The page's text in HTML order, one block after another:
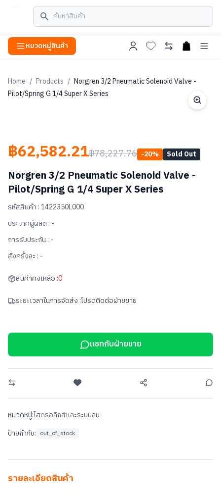
หมวดหมู่สินค้า open cart
Home / Products / Norgren 3/2 Pneumatic Solenoid Valve -
Pilot/Spring G 1/4 Super X Series
฿62,582.21฿78,227.76 -20% Sold Out
Norgren 3/2 Pneumatic Solenoid Valve -
Pilot/Spring G 1/4 Super X Series
รหัสสินค้า :1422350L000
ประเทศผู้ผลิต : -
การรับประกัน : -
สั่งครั้งละ : -
สินค้าคงเหลือ :0
ระยะเวลาในการจัดส่ง :โปรดติดต่อฝ่ายขาย
แชทกับฝ่ายขาย
หมวดหมู่:ไฮดรอลิกส์และระบบลม
ป้ายกำกับ: out_of_stock
รายละเอียดสินค้า